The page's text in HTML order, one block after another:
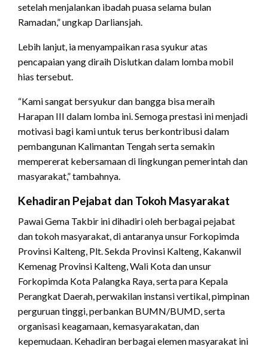
setelah menjalankan ibadah puasa selama bulan
Ramadan,” ungkap Darliansjah.
Lebih lanjut, ia menyampaikan rasa syukur atas
pencapaian yang diraih Dislutkan dalam lomba mobil
hias tersebut.
“Kami sangat bersyukur dan bangga bisa meraih
Harapan III dalam lomba ini. Semoga prestasi ini menjadi
motivasi bagi kami untuk terus berkontribusi dalam
pembangunan Kalimantan Tengah serta semakin
mempererat kebersamaan di lingkungan pemerintah dan
masyarakat,” tambahnya.
Kehadiran Pejabat dan Tokoh Masyarakat
Pawai Gema Takbir ini dihadiri oleh berbagai pejabat
dan tokoh masyarakat, di antaranya unsur Forkopimda
Provinsi Kalteng, Plt. Sekda Provinsi Kalteng, Kakanwil
Kemenag Provinsi Kalteng, Wali Kota dan unsur
Forkopimda Kota Palangka Raya, serta para Kepala
Perangkat Daerah, perwakilan instansi vertikal, pimpinan
perguruan tinggi, perbankan BUMN/BUMD, serta
organisasi keagamaan, kemasyarakatan, dan
kepemudaan. Kehadiran berbagai elemen masyarakat ini